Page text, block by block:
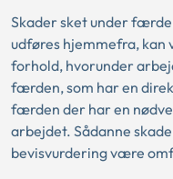
Skader sket under
udføres hjemmefra,
forhold, hvorunder
færden, som har en
færden der har en
arbejdet. Sådanne
bevisvurdering være